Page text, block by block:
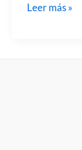
Escultura
en
Leer más »